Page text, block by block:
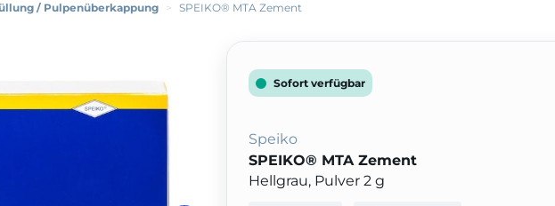
/ Pulpenüberkappung > SPEIKO® MTA Zement
Sofort verfügbar
Speiko
SPEIKO® MTA Zement
Hellgrau, Pulver 2 g